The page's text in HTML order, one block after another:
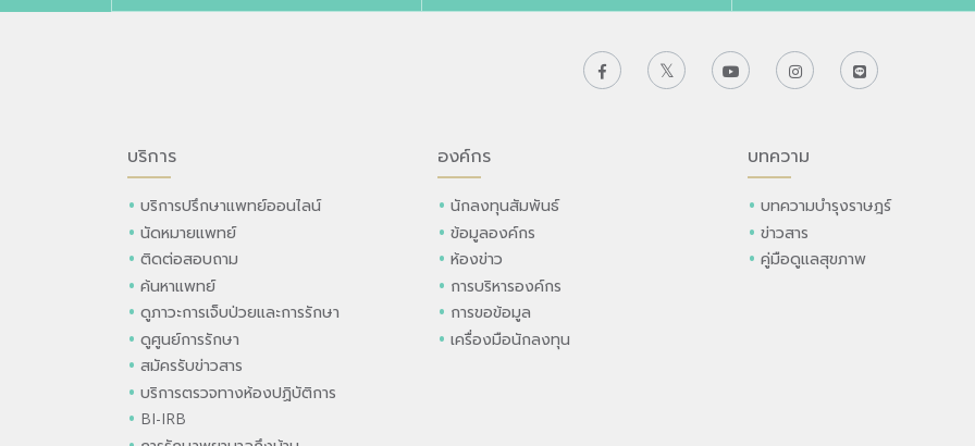
บริการ
บริการปรึกษาแพทย์ออนไลน์
นัดหมายแพทย์
ติดต่อสอบถาม
ค้นหาแพทย์
ดูภาวะการเจ็บป่วยและการรักษา
ดูศูนย์การรักษา
สมัครรับข่าวสาร
บริการตรวจทางห้องปฏิบัติการ
BI-IRB
องค์กร
นักลงทุนสัมพันธ์
ข้อมูลองค์กร
ห้องข่าว
การบริหารองค์กร
การขอข้อมูล
เครื่องมือนักลงทุน
บทความ
บทความบำรุงราษฎร์
ข่าวสาร
คู่มือดูแลสุขภาพ